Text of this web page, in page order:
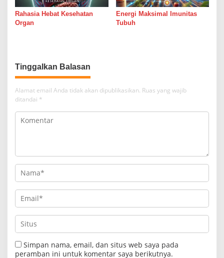
Rahasia Hebat Kesehatan
Organ
Energi Maksimal Imunitas
Tubuh
Tinggalkan Balasan
Alamat email Anda tidak akan dipublikasikan. Ruas yang wajib
ditandai *
Simpan nama, email, dan situs web saya pada
peramban ini untuk komentar saya berikutnya.